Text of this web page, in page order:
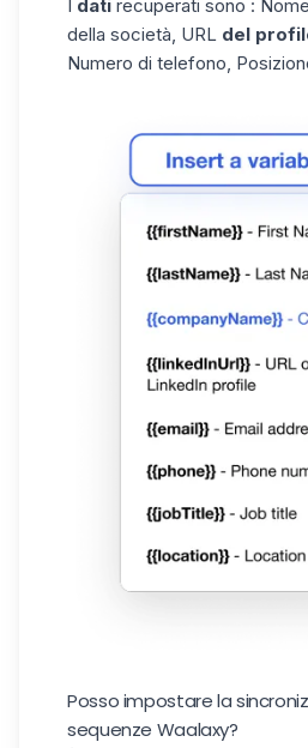
I dati recuperati sono :
della società, URL del
Numero di telefono,
Posso impostare la
sequenze Waalaxy?